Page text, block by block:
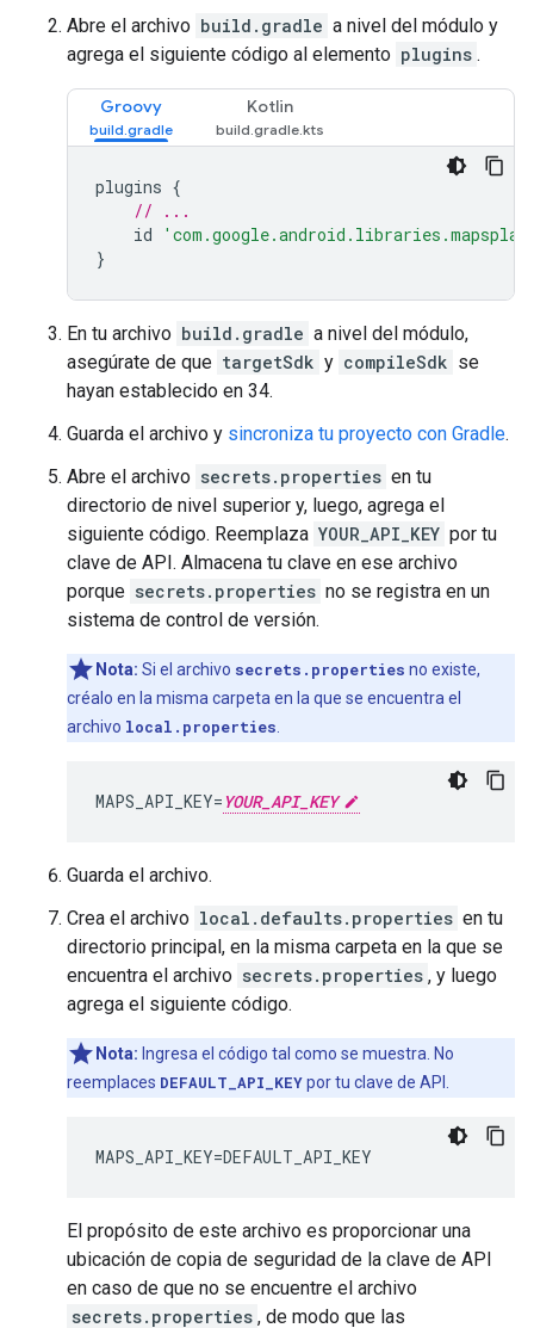
Abre el archivo build.gradle a nivel del módulo y
agrega el siguiente código al elemento plugins .
Groovy Kotlin
plugins {
// ...
id
}
En tu archivo build.gradle a nivel del módulo,
asegúrate de que targetSdk y compileSdk se
hayan establecido en 34.
Guarda el archivo y sincroniza tu proyecto con Gradle.
Abre el archivo secrets.properties en tu
directorio de nivel superior y, luego, agrega el
siguiente código. Reemplaza YOUR_API_KEY por tu
clave de API. Almacena tu clave en ese archivo
porque secrets.properties no se registra en un
sistema de control de versión.
Nota: Si el archivo secrets.properties no existe,
créalo en la misma carpeta en la que se encuentra el
archivo local.properties
MAPS_API_KEY= YOUR_API_KEY
Guarda el archivo.
Crea el archivo local.defaults.properties en tu
directorio principal, en la misma carpeta en la que se
encuentra el archivo secrets.properties , y luego
agrega el siguiente código.
Nota: Ingresa el código tal como se muestra. No
reemplaces DEFAULT_API_KEYpor tu clave de API.
MAPS_API_KEY=DEFAULT_API_KEY
El propósito de este archivo es proporcionar una
ubicación de copia de seguridad de la clave de API
en caso de que no se encuentre el archivo
secrets.properties , de modo que las